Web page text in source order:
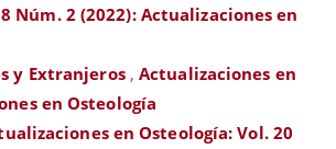
Núm. 2 (2022): Actualizaciones en
y Extranjeros ,Actualizaciones en
en Osteología
en Osteología: Vol. 20